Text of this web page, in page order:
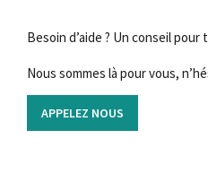
Besoin d’aide ? Un conseil
Nous sommes là pour vous,
APPELEZ NOUS